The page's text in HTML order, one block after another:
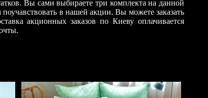
Вы сами выбираете три комплекта на данной
в нашей акции. Вы можете заказать
акционных заказов по Киеву оплачивается